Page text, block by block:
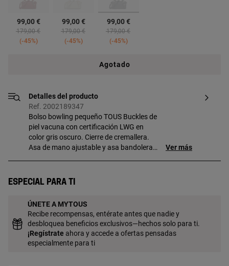
99,00 €
Price reduced from
179,00 €to
-45%
99,00 €
Price reduced from
179,00 €to
-45%
seleccionado
99,00 €
Price reduced from
179,00 €to
-45%
Agotado
Detalles del producto
Ref. 2002189347
Bolso bowling pequeño TOUS Buckles de
piel vacuna con certificación LWG en
color gris oscuro. Cierre de cremallera.
Asa de mano ajustable y asa bandolera
Ver más
Especial para ti
ÚNETE A MYTOUS
Recibe recompensas, entérate antes que nadie y
desbloquea beneficios exclusivos—hechos solo para ti.
¡Regístrate ahora y accede a ofertas pensadas
especialmente para ti